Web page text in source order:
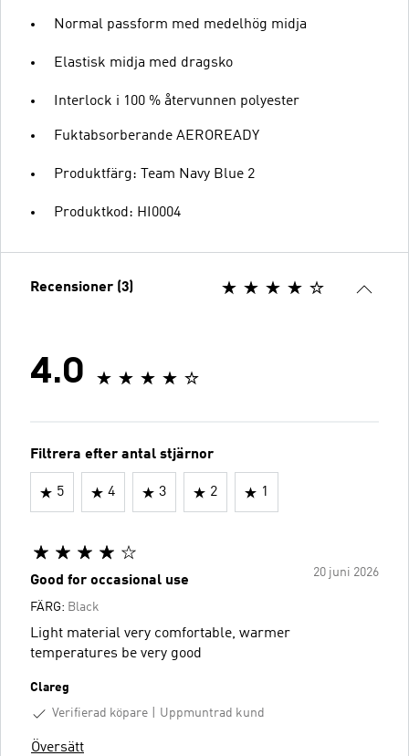
Normal passform med medelhög midja
Elastisk midja med dragsko
Interlock i 100 % återvunnen polyester
Fuktabsorberande AEROREADY
Produktfärg: Team Navy Blue 2
Produktkod: HI0004
Recensioner (3)
4.0
Filtrera efter antal stjärnor
5 4 3 2 1
20 juni 2026
Good for occasional use
FÄRG: Black
Light material very comfortable, warmer
temperatures be very good
Clareg
Verifierad köpare
Uppmuntrad kund
Översätt